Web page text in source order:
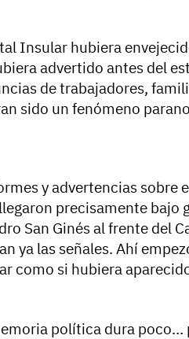
Insular hubiera
advertido antes del
de trabajadores,
sido un fenómeno
y advertencias sobre
precisamente bajo
San Ginés al frente del
ya las señales. Ahí
como si hubiera
política dura